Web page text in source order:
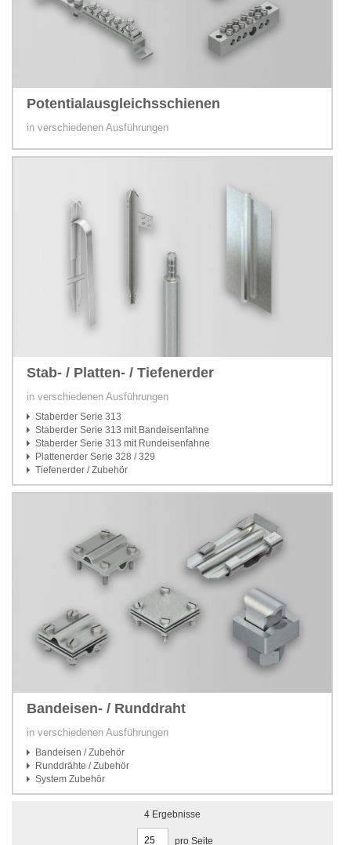
Potentialausgleichsschienen
in verschiedenen Ausführungen
Stab- / Platten- / Tiefenerder
in verschiedenen Ausführungen
Staberder Serie 313
Staberder Serie 313 mit Bandeisenfahne
Staberder Serie 313 mit Rundeisenfahne
Plattenerder Serie 328 / 329
Tiefenerder / Zubehör
Bandeisen- / Runddraht
in verschiedenen Ausführungen
Bandeisen / Zubehör
Runddrähte / Zubehör
System Zubehör
4Ergebnisse
pro Seite